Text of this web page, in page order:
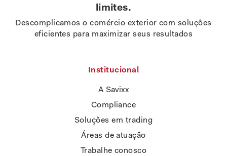
limites.
Descomplicamos o comércio exterior com soluções
eficientes para maximizar seus resultados
Institucional
A Savixx
Compliance
Soluções em trading
Áreas de atuação
Trabalhe conosco